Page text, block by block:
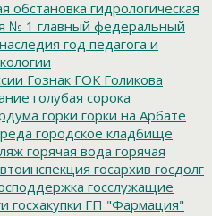
обстановка гидрологическая
№ 1 главный федеральный
год педагога и
Гознак ГОК Голикова
голубая сорока
горки горки на Арбате
городское кладбище
горячая вода горячая
госархив госдолг
госслужащие
госхакупки ГП "Фармация"